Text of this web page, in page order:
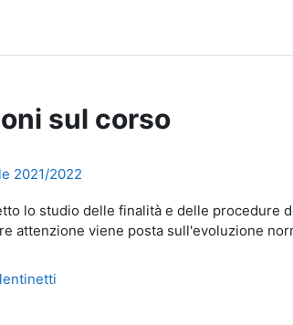
sul corso
2021/2022
lo studio delle finalità e delle
attenzione viene posta sull'evoluzione